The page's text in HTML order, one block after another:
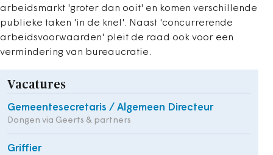
arbeidsmarkt 'groter dan ooit' en komen verschillende
publieke taken 'in de knel'. Naast 'concurrerende
arbeidsvoorwaarden' pleit de raad ook voor een
vermindering van bureaucratie.
Vacatures
Gemeentesecretaris / Algemeen Directeur
Dongen via Geerts & partners
Griffier